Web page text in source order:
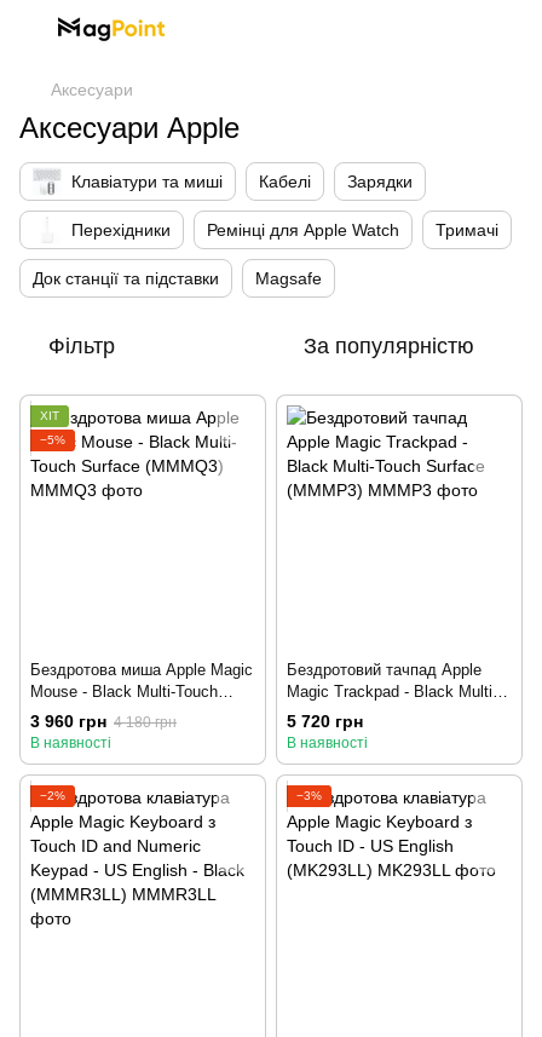
Аксесуари
Аксесуари Apple
Клавіатури та миші Кабелі Зарядки
Перехідники Ремінці для Apple Watch Тримачі
Док станції та підставки Magsafe
Фільтр За популярністю
ХІТ
−5%
Бездротова миша Apple Magic
Mouse - Black Multi-Touch
Surface (MMMQ3)
3 960 грн 4 180 грн
В наявності
Бездротовий тачпад Apple
Magic Trackpad - Black Multi-
Touch Surface (MMMP3)
5 720 грн
В наявності
−2% −3%